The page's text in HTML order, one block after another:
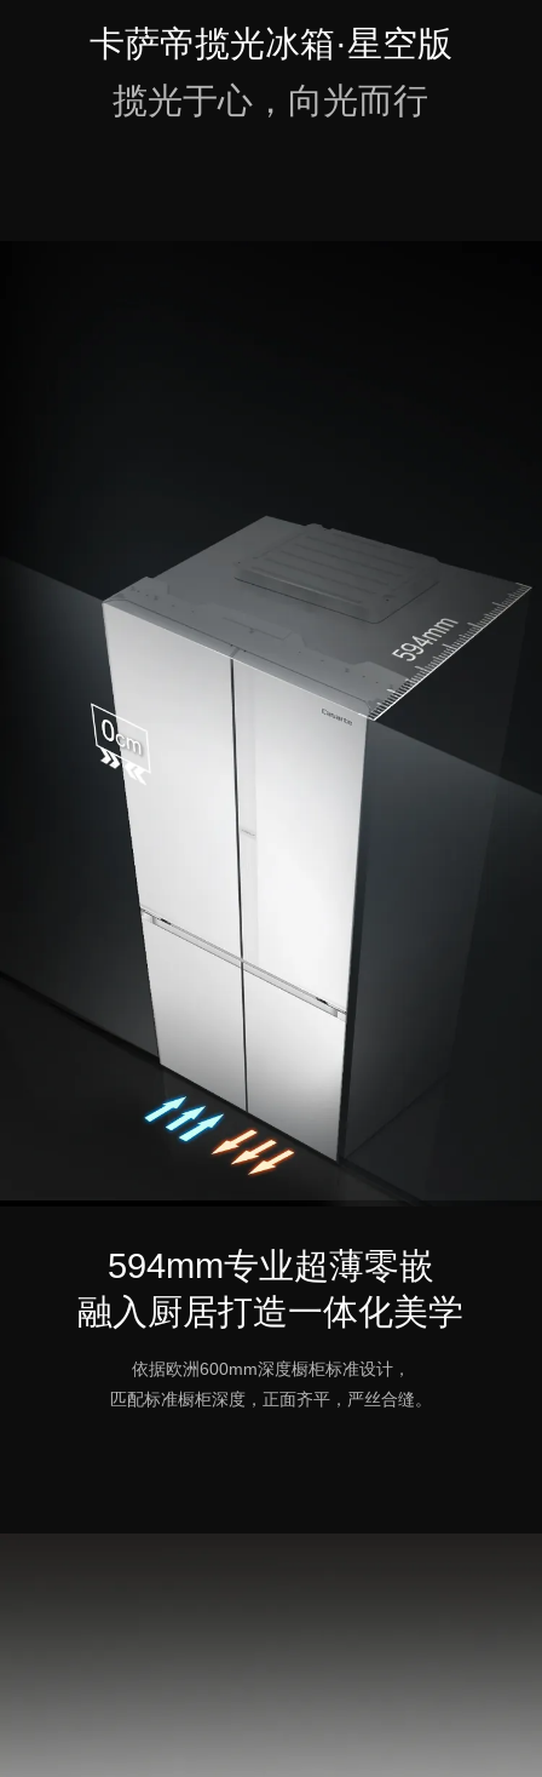
卡萨帝揽光冰箱·星空版
揽光于心，向光而行
594mm专业超薄零嵌
融入厨居打造一体化美学
依据欧洲600mm深度橱柜标准设计，
匹配标准橱柜深度，正面齐平，严丝合缝。